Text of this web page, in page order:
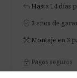
cm
cantidad
reply Hasta 14 días
verified_user 3 años de
construction Montaje en 3
lock Pagos seguros